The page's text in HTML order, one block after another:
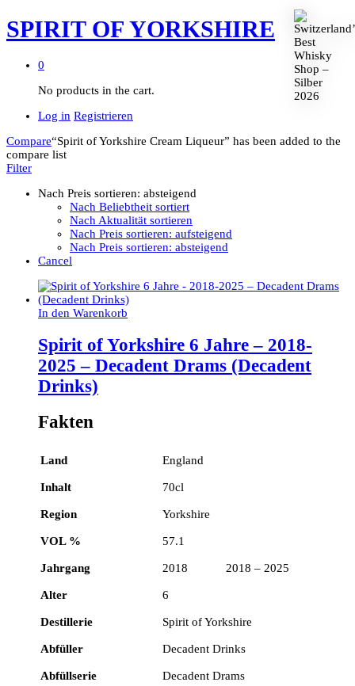
SPIRIT OF YORKSHIRE
0
No products in the cart.
Log in Registrieren
Compare“Spirit of Yorkshire Cream Liqueur” has been added to the
compare list
Filter
Nach Preis sortieren: absteigend
Nach Beliebtheit sortiert
Nach Aktualität sortieren
Nach Preis sortieren: aufsteigend
Nach Preis sortieren: absteigend
Cancel
In den Warenkorb
Spirit of Yorkshire 6 Jahre – 2018-
2025 – Decadent Drams (Decadent
Drinks)
Fakten
Land England
Inhalt 70cl
Region Yorkshire
VOL % 57.1
Jahrgang 2018 2018 – 2025
Alter 6
Destillerie Spirit of Yorkshire
Abfüller Decadent Drinks
Abfüllserie Decadent Drams